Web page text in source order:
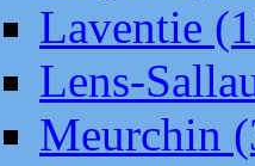
Laventie
Lens-
Meurchin